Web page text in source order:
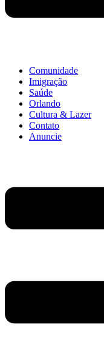
Comunidade
Imigração
Saúde
Orlando
Cultura & Lazer
Contato
Anuncie